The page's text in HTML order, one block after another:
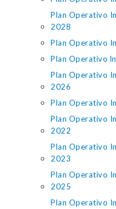
Plan Operativo
2028
Plan Operativo
Plan Operativo
Plan Operativo
2026
Plan Operativo
Plan Operativo
2022
Plan Operativo
2023
Plan Operativo
2025
Plan Operativo